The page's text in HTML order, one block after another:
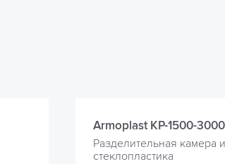
Armoplast KP-1500-3000
Разделительная камера
стеклопластика